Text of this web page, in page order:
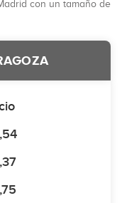
con un tamaño de